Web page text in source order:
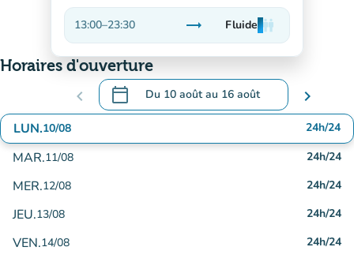
13:00–23:30 trending_flat
Stable
Fluideman
man
man
Horaires d'ouverture
chevron_left calendar_today Du 10 aoûtau 16 août
.Ouvrir le calendrier pour changer de
chevron_right
LUN.10/08 24h/24
MAR.11/08 24h/24
MER.12/08 24h/24
JEU.13/08 24h/24
VEN.14/08 24h/24